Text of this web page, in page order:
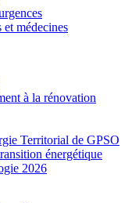
et médecines
à la rénovation
Territorial de GPSO
énergétique
2026